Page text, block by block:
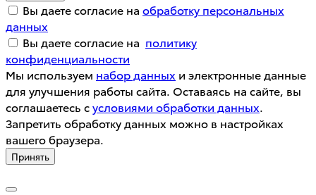
Вы даете согласие на обработку персональных
данных
Вы даете согласие на политику
конфиденциальности
Мы используем набор данных и электронные данные
для улучшения работы сайта. Оставаясь на сайте, вы
соглашаетесь сусловиями обработки данных.
Запретить обработку данных можно в настройках
вашего браузера.
Принять